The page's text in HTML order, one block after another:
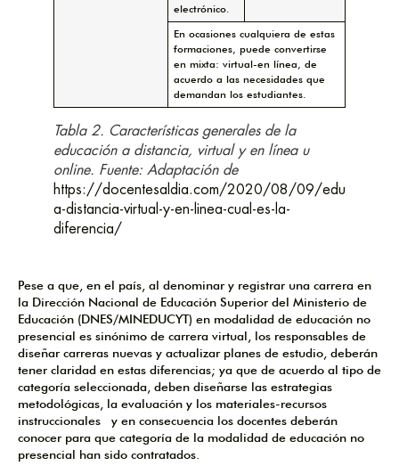
electrónico.
En ocasiones cualquiera de estas
formaciones, puede convertirse
en mixta: virtual-en línea, de
acuerdo a las necesidades que
demandan los estudiantes.
Tabla 2. Características generales de la
educación a distancia, virtual y en línea u
online. Fuente: Adaptación de
https://docentesaldia.com/2020/08/09/educacion-
a-distancia-virtual-y-en-linea-cual-es-la-
diferencia/
Pese a que, en el país, al denominar y registrar una carrera en
la Dirección Nacional de Educación Superior del Ministerio de
Educación (DNES/MINEDUCYT) en modalidad de educación no
presencial es sinónimo de carrera virtual, los responsables de
diseñar carreras nuevas y actualizar planes de estudio, deberán
tener claridad en estas diferencias; ya que de acuerdo al tipo de
categoría seleccionada, deben diseñarse las estrategias
metodológicas, la evaluación y los materiales-recursos
instruccionales y en consecuencia los docentes deberán
conocer para que categoría de la modalidad de educación no
presencial han sido contratados.